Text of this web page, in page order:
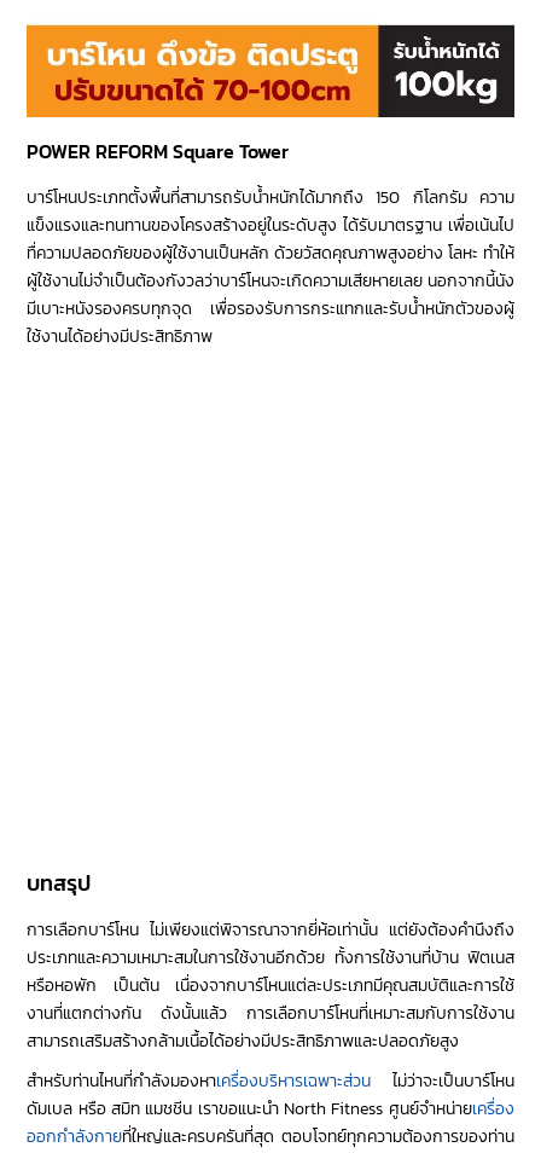
POWER REFORM Square Tower
บาร์โหนประเภทตั้งพื้นที่สามารถรับน้ำหนักได้มากถึง 150 กิโลกรัม ความ
แข็งแรงและทนทานของโครงสร้างอยู่ในระดับสูง ได้รับมาตรฐาน เพื่อเน้นไป
ทื่ความปลอดภัยของผู้ใช้งานเป็นหลัก ด้วยวัสดคุณภาพสูงอย่าง โลหะ ทำให้
ผู้ใช้งานไม่จำเป็นต้องกังวลว่าบาร์โหนจะเกิดความเสียหายเลย นอกจากนี้นัง
มีเบาะหนังรองครบทุกจุด เพื่อรองรับการกระแทกและรับน้ำหนักตัวของผู้
ใช้งานได้อย่างมีประสิทธิภาพ
บทสรุป
การเลือกบาร์โหน ไม่เพียงแต่พิจารณาจากยี่ห้อเท่านั้น แต่ยังต้องคำนึงถึง
ประเภทและความเหมาะสมในการใช้งานอีกด้วย ทั้งการใช้งานที่บ้าน ฟิตเนส
หรือหอพัก เป็นต้น เนื่องจากบาร์โหนแต่ละประเภทมีคุณสมบัติและการใช้
งานที่แตกต่างกัน ดังนั้นแล้ว การเลือกบาร์โหนที่เหมาะสมกับการใช้งาน
สามารถเสริมสร้างกล้ามเนื้อได้อย่างมีประสิทธิภาพและปลอดภัยสูง
สำหรับท่านไหนที่กำลังมองหาเครื่องบริหารเฉพาะส่วน ไม่ว่าจะเป็นบาร์โหน
ดัมเบล หรือ สมิท แมชชีน เราขอแนะนำ North Fitness ศูนย์จำหน่ายเครื่อง
ออกกำลังกายที่ใหญ่และครบครันที่สุด ตอบโจทย์ทุกความต้องการของท่าน